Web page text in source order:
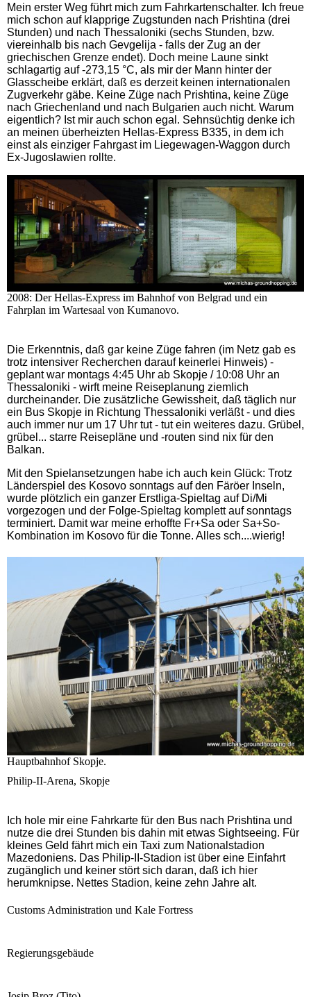
Mein erster Weg führt mich zum Fahrkartenschalter. Ich freue
mich schon auf klapprige Zugstunden nach Prishtina (drei
Stunden) und nach Thessaloniki (sechs Stunden, bzw.
viereinhalb bis nach Gevgelija - falls der Zug an der
griechischen Grenze endet). Doch meine Laune sinkt
schlagartig auf -273,15 °C, als mir der Mann hinter der
Glasscheibe erklärt, daß es derzeit keinen internationalen
Zugverkehr gäbe. Keine Züge nach Prishtina, keine Züge
nach Griechenland und nach Bulgarien auch nicht. Warum
eigentlich? Ist mir auch schon egal. Sehnsüchtig denke ich
an meinen überheizten Hellas-Express B335, in dem ich
einst als einziger Fahrgast im Liegewagen-Waggon durch
Ex-Jugoslawien rollte.
2008: Der Hellas-Express im Bahnhof von Belgrad und ein
Fahrplan im Wartesaal von Kumanovo.
Die Erkenntnis, daß gar keine Züge fahren (im Netz gab es
trotz intensiver Recherchen darauf keinerlei Hinweis) -
geplant war montags 4:45 Uhr ab Skopje / 10:08 Uhr an
Thessaloniki - wirft meine Reiseplanung ziemlich
durcheinander. Die zusätzliche Gewissheit, daß täglich nur
ein Bus Skopje in Richtung Thessaloniki verläßt - und dies
auch immer nur um 17 Uhr tut - tut ein weiteres dazu. Grübel,
grübel... starre Reisepläne und -routen sind nix für den
Balkan.
Mit den Spielansetzungen habe ich auch kein Glück: Trotz
Länderspiel des Kosovo sonntags auf den Färöer Inseln,
wurde plötzlich ein ganzer Erstliga-Spieltag auf Di/Mi
vorgezogen und der Folge-Spieltag komplett auf sonntags
terminiert. Damit war meine erhoffte Fr+Sa oder Sa+So-
Kombination im Kosovo für die Tonne. Alles sch....wierig!
Hauptbahnhof Skopje.
Philip-II-Arena, Skopje
Ich hole mir eine Fahrkarte für den Bus nach Prishtina und
nutze die drei Stunden bis dahin mit etwas Sightseeing. Für
kleines Geld fährt mich ein Taxi zum Nationalstadion
Mazedoniens. Das Philip-II-Stadion ist über eine Einfahrt
zugänglich und keiner stört sich daran, daß ich hier
herumknipse. Nettes Stadion, keine zehn Jahre alt.
Customs Administration und Kale Fortress
Regierungsgebäude